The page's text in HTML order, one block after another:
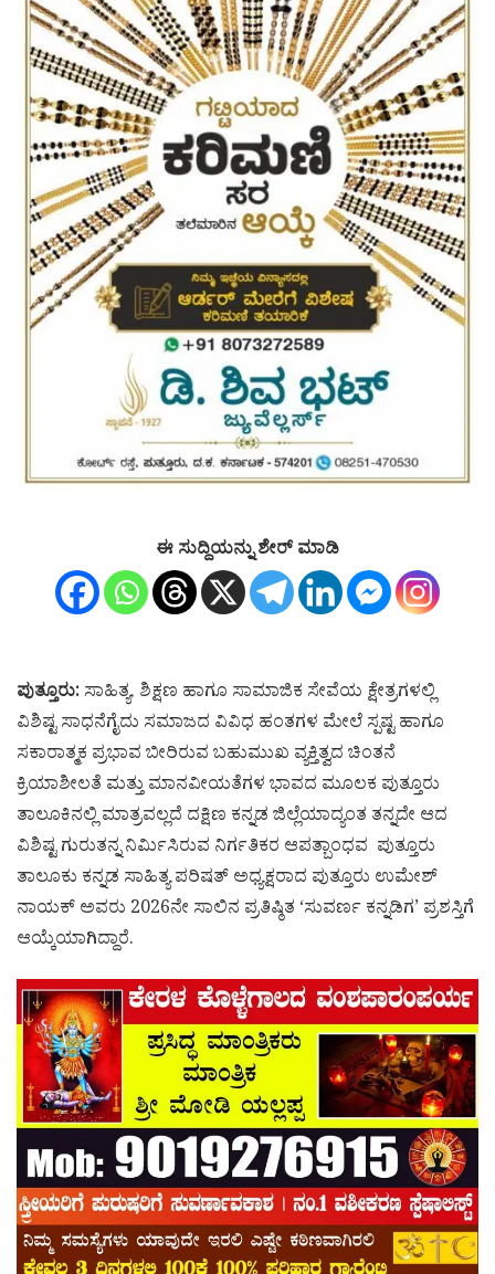
ಈ ಸುದ್ದಿಯನ್ನು ಶೇರ್ ಮಾಡಿ
ಪುತ್ತೂರು:ಸಾಹಿತ್ಯ, ಶಿಕ್ಷಣ ಹಾಗೂ ಸಾಮಾಜಿಕ ಸೇವೆಯ ಕ್ಷೇತ್ರಗಳಲ್ಲಿ
ವಿಶಿಷ್ಟ ಸಾಧನೆಗೈದು ಸಮಾಜದ ವಿವಿಧ ಹಂತಗಳ ಮೇಲೆ ಸ್ಪಷ್ಟ ಹಾಗೂ
ಸಕಾರಾತ್ಮಕ ಪ್ರಭಾವ ಬೀರಿರುವ ಬಹುಮುಖ ವ್ಯಕ್ತಿತ್ವದ ಚಿಂತನೆ
ಕ್ರಿಯಾಶೀಲತೆ ಮತ್ತು ಮಾನವೀಯತೆಗಳ ಭಾವದ ಮೂಲಕ ಪುತ್ತೂರು
ತಾಲೂಕಿನಲ್ಲಿ ಮಾತ್ರವಲ್ಲದೆ ದಕ್ಷಿಣ ಕನ್ನಡ ಜಿಲ್ಲೆಯಾದ್ಯಂತ ತನ್ನದೇ ಆದ
ವಿಶಿಷ್ಟ ಗುರುತನ್ನ ನಿರ್ಮಿಸಿರುವ ನಿರ್ಗತಿಕರ ಆಪತ್ಬಾಂಧವ ಪುತ್ತೂರು
ತಾಲೂಕು ಕನ್ನಡ ಸಾಹಿತ್ಯ ಪರಿಷತ್ ಅಧ್ಯಕ್ಷರಾದ ಪುತ್ತೂರು ಉಮೇಶ್
ನಾಯಕ್ ಅವರು 2026ನೇ ಸಾಲಿನ ಪ್ರತಿಷ್ಠಿತ ‘ಸುವರ್ಣ ಕನ್ನಡಿಗ’ ಪ್ರಶಸ್ತಿಗೆ
ಆಯ್ಕೆಯಾಗಿದ್ದಾರೆ.